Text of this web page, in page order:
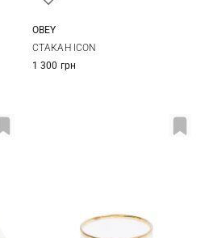
OBEY
СТАКАН ICON
1 300 грн